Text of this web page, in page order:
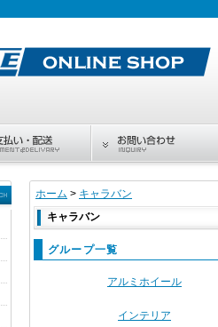
ホーム > キャラバン
キャラバン
グループ一覧
アルミホイール
インテリア